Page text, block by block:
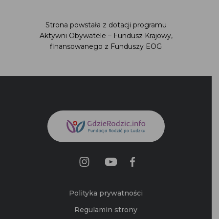
Strona powstała z dotacji programu
Aktywni Obywatele – Fundusz Krajowy,
finansowanego z Funduszy EOG
Polityka prywatności
Regulamin strony